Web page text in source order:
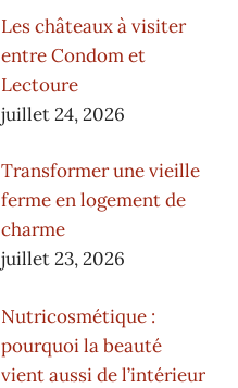
Les châteaux à visiter
entre Condom et
Lectoure
juillet 24, 2026
Transformer une vieille
ferme en logement de
charme
juillet 23, 2026
Nutricosmétique :
pourquoi la beauté
vient aussi de l’intérieur